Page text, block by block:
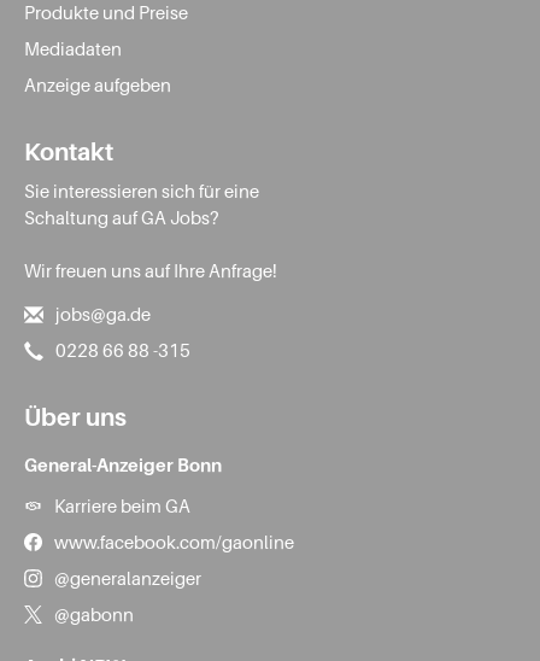
Produkte und Preise
Mediadaten
Anzeige aufgeben
Kontakt
Sie interessieren sich für eine
Schaltung auf GA Jobs?
Wir freuen uns auf Ihre Anfrage!
jobs@ga.de
0228 66 88 -315
Über uns
General-Anzeiger Bonn
Karriere beim GA
www.facebook.com/gaonline
@generalanzeiger
@gabonn